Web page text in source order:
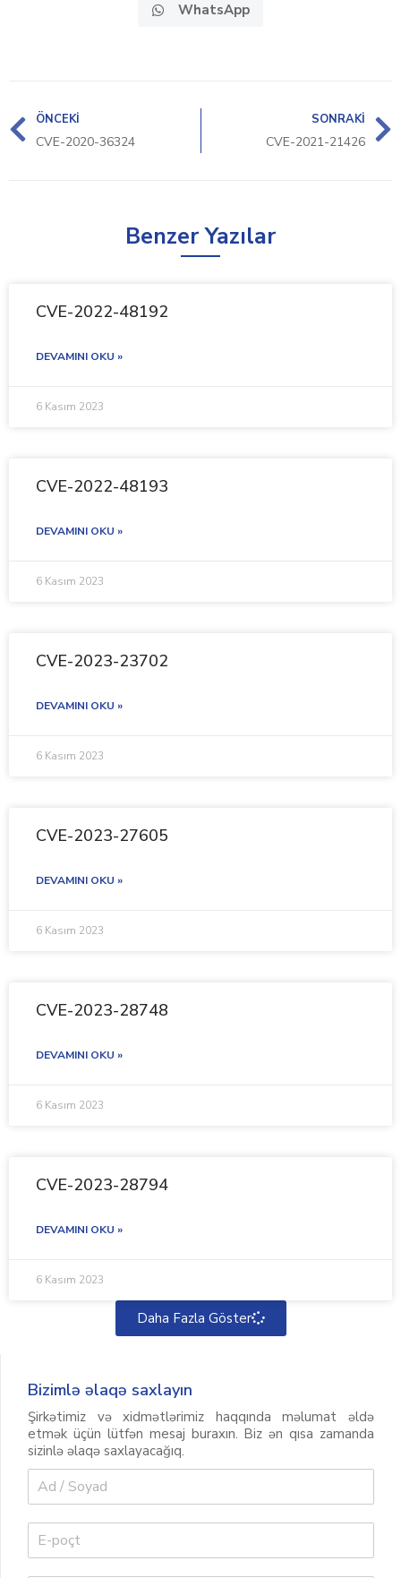
WhatsApp
ÖNCEKI
CVE-2020-36324
SONRAKI
CVE-2021-21426
Benzer Yazılar
CVE-2022-48192
DEVAMINI OKU »
6 Kasım 2023
CVE-2022-48193
DEVAMINI OKU »
6 Kasım 2023
CVE-2023-23702
DEVAMINI OKU »
6 Kasım 2023
CVE-2023-27605
DEVAMINI OKU »
6 Kasım 2023
CVE-2023-28748
DEVAMINI OKU »
6 Kasım 2023
CVE-2023-28794
DEVAMINI OKU »
6 Kasım 2023
Daha Fazla Göster
Bizimlə əlaqə saxlayın
Şirkətimiz və xidmətlərimiz haqqında məlumat əldə
etmək üçün lütfən mesaj buraxın. Biz ən qısa zamanda
sizinlə əlaqə saxlayacağıq.